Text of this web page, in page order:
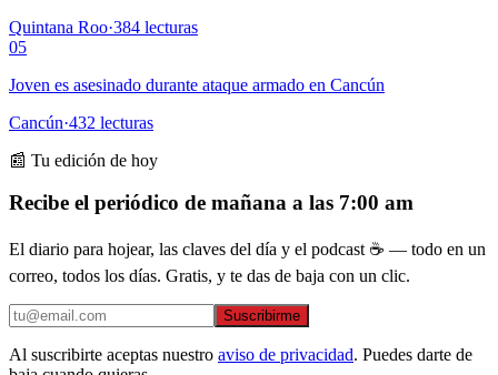
Quintana Roo·384 lecturas
05
Joven es asesinado durante ataque armado en Cancún
Cancún·432 lecturas
📰 Tu edición de hoy
Recibe el periódico de mañana a las 7:00 am
El diario para hojear, las claves del día y el podcast ☕ — todo en un
correo, todos los días. Gratis, y te das de baja con un clic.
Suscribirme
Al suscribirte aceptas nuestro aviso de privacidad. Puedes darte de